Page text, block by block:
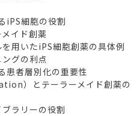
iPS細胞の役割
イド創薬
用いたiPS細胞創薬の具体例
グの利点
者層別化の重要性
）とテーラーメイド創薬の
ラリーの役割